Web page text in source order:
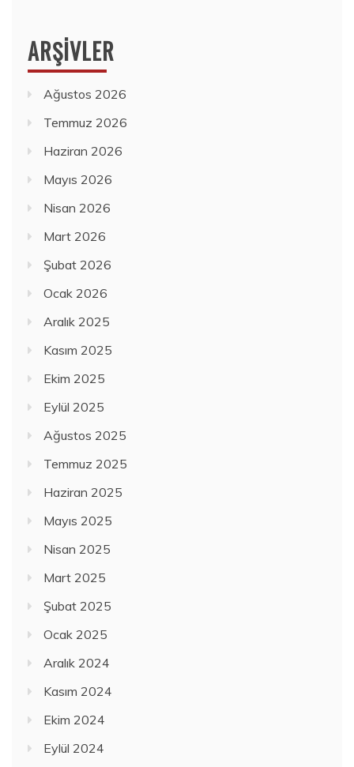
ARŞIVLER
Ağustos 2026
Temmuz 2026
Haziran 2026
Mayıs 2026
Nisan 2026
Mart 2026
Şubat 2026
Ocak 2026
Aralık 2025
Kasım 2025
Ekim 2025
Eylül 2025
Ağustos 2025
Temmuz 2025
Haziran 2025
Mayıs 2025
Nisan 2025
Mart 2025
Şubat 2025
Ocak 2025
Aralık 2024
Kasım 2024
Ekim 2024
Eylül 2024